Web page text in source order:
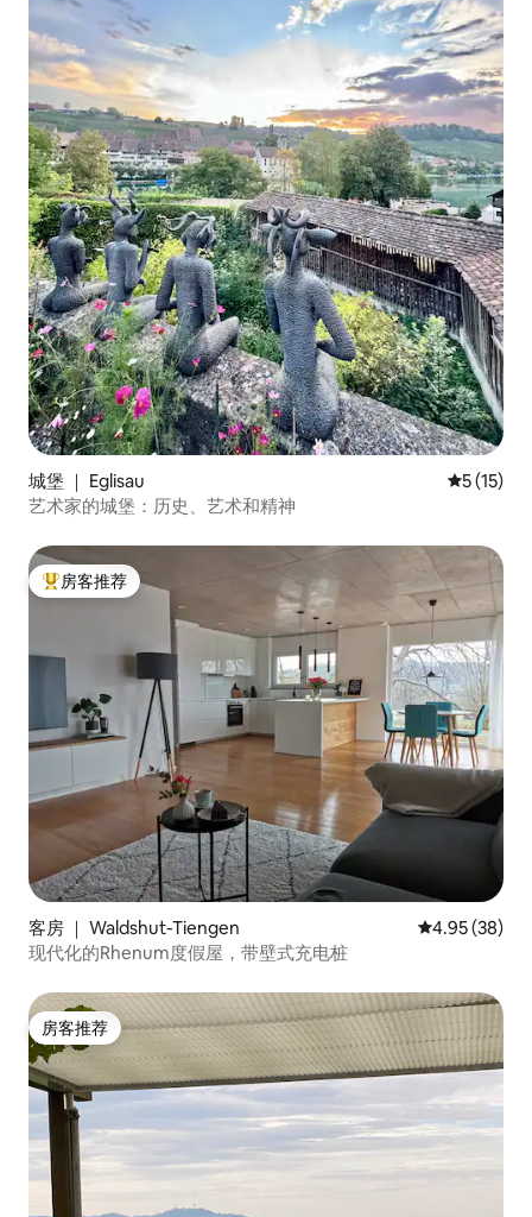
城堡 ｜ Eglisau 平均评分
5 (15)
艺术家的城堡：历史、艺术和精神
热门「房客推荐」
房客推荐
客房 ｜ Waldshut-Tiengen 平均评分
4.95 (38)
现代化的Rhenum度假屋，带壁式充电桩
房客推荐
房客推荐